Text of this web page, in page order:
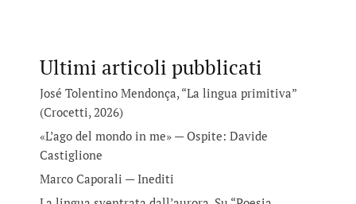
Ultimi articoli pubblicati
José Tolentino Mendonça, “La lingua primitiva”
(Crocetti, 2026)
«L’ago del mondo in me» — Ospite: Davide
Castiglione
Marco Caporali — Inediti